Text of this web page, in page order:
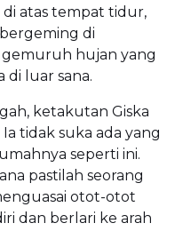
atas tempat tidur,
di
hujan yang
di luar sana.
ketakutan Giska
tidak suka ada yang
seperti ini.
pastilah seorang
otot-otot
dan berlari ke arah